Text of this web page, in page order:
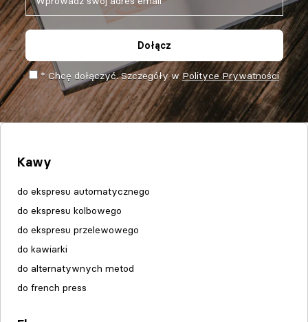
Dołącz
* Chcę dołączyć. Szczegóły wPolityce Prywatności
Kawy
do ekspresu automatycznego
do ekspresu kolbowego
do ekspresu przelewowego
do kawiarki
do alternatywnych metod
do french press